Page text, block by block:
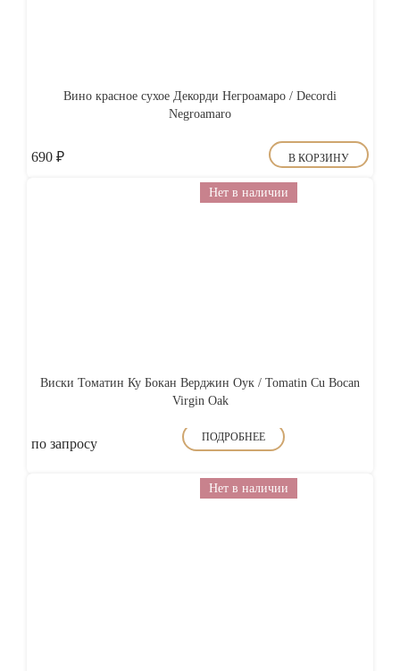
Вино красное сухое Декорди Негроамаро / Decordi
Negroamaro
690 ₽ В КОРЗИНУ
Нет в наличии
Виски Томатин Ку Бокан Верджин Оук / Tomatin Cu Bocan
Virgin Oak
по запросу ПОДРОБНЕЕ
Нет в наличии